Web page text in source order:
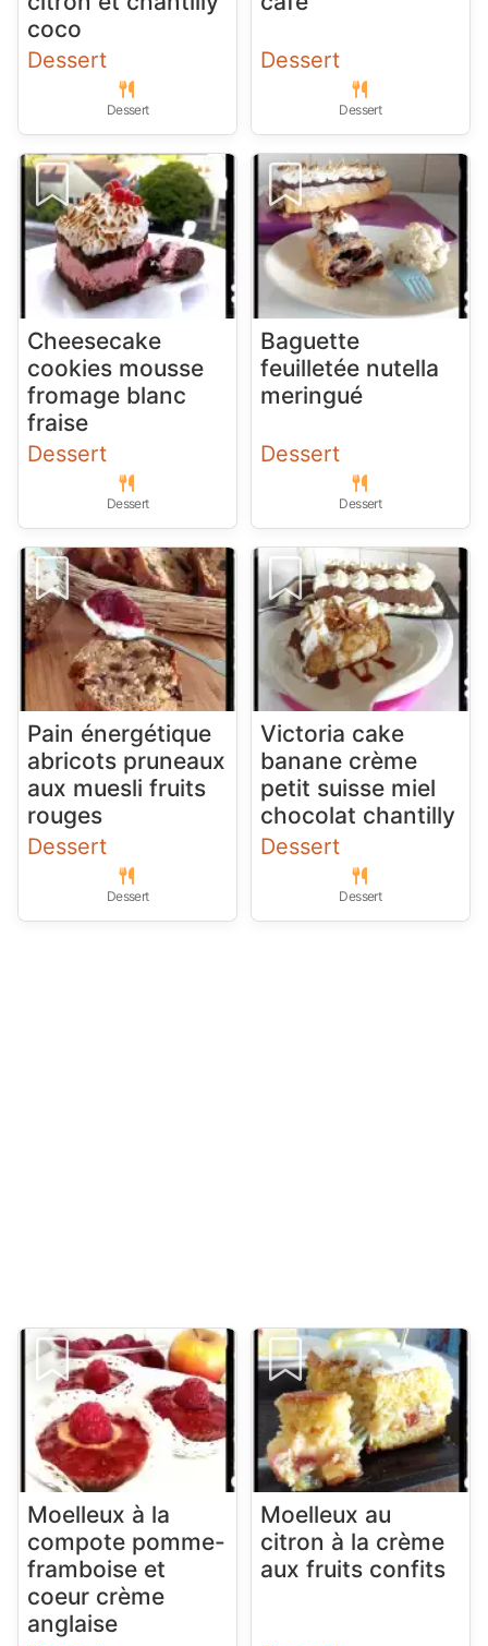
coco
Dessert
Dessert
Dessert
Dessert
Cheesecake
cookies mousse
fromage blanc
fraise
Dessert
Dessert
Baguette
feuilletée nutella
meringué
Dessert
Dessert
Pain énergétique
abricots pruneaux
aux muesli fruits
rouges
Dessert
Dessert
Victoria cake
banane crème
petit suisse miel
chocolat chantilly
Dessert
Dessert
Moelleux à la
compote pomme-
framboise et
coeur crème
anglaise
Moelleux au
citron à la crème
aux fruits confits